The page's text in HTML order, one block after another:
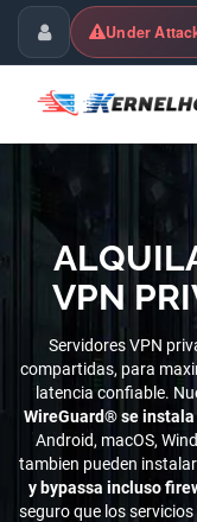
Área de Cliente
Under
VPN
Servidores VPN
compartidas, para
latencia confiable.
WireGuard® se
Android, macOS,
tambien pueden
y bypassa incluso
seguro que los